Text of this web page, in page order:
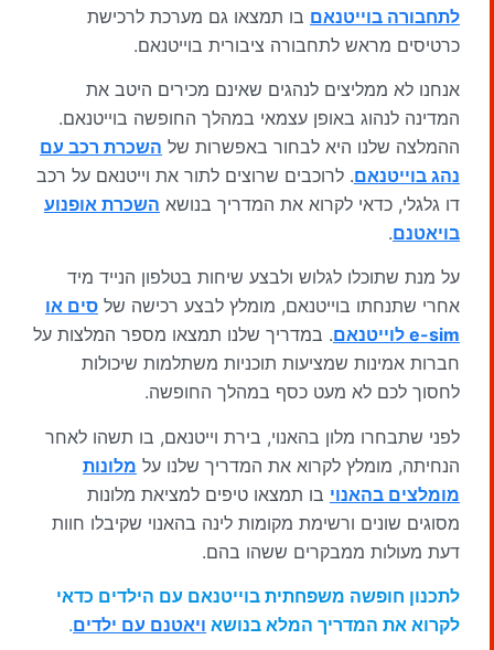
לתחבורה בוייטנאם בו תמצאו גם מערכת לרכישת
כרטיסים מראש לתחבורה ציבורית בוייטנאם.
אנחנו לא ממליצים לנהגים שאינם מכירים היטב את
המדינה לנהוג באופן עצמאי במהלך החופשה בוייטנאם.
ההמלצה שלנו היא לבחור באפשרות של השכרת רכב עם
נהג בוייטנאם. לרוכבים שרוצים לתור את וייטנאם על רכב
דו גלגלי, כדאי לקרוא את המדריך בנושא השכרת אופנוע
בויאטנם.
על מנת שתוכלו לגלוש ולבצע שיחות בטלפון הנייד מיד
אחרי שתנחתו בוייטנאם, מומלץ לבצע רכישה של סים או
e-sim לוייטנאם
. במדריך שלנו תמצאו מספר המלצות על
חברות אמינות שמציעות תוכניות משתלמות שיכולות
לחסוך לכם לא מעט כסף במהלך החופשה.
לפני שתבחרו מלון בהאנוי, בירת וייטנאם, בו תשהו לאחר
הנחיתה, מומלץ לקרוא את המדריך שלנו על מלונות
מומלצים בהאנוי בו תמצאו טיפים למציאת מלונות
מסוגים שונים ורשימת מקומות לינה בהאנוי שקיבלו חוות
דעת מעולות ממבקרים ששהו בהם.
לתכנון חופשה משפחתית בוייטנאם עם הילדים כדאי
לקרוא את המדריך המלא בנושא ויאטנם עם ילדים.